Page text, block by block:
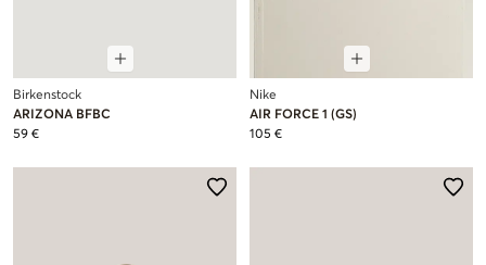
Birkenstock
ARIZONA BFBC
59 €
Nike
AIR FORCE 1 (GS)
105 €